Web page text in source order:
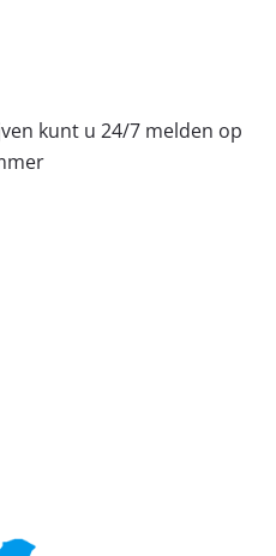
kunt u 24/7 melden op